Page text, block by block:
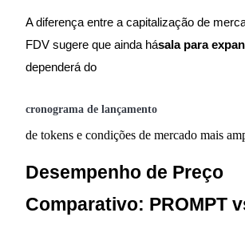
A diferença entre a capitalização de
FDV sugere que ainda hásala para
dependerá do
cronograma de lançamento
de tokens e condições de mercado mais
Desempenho de Preço
Comparativo: PROMPT